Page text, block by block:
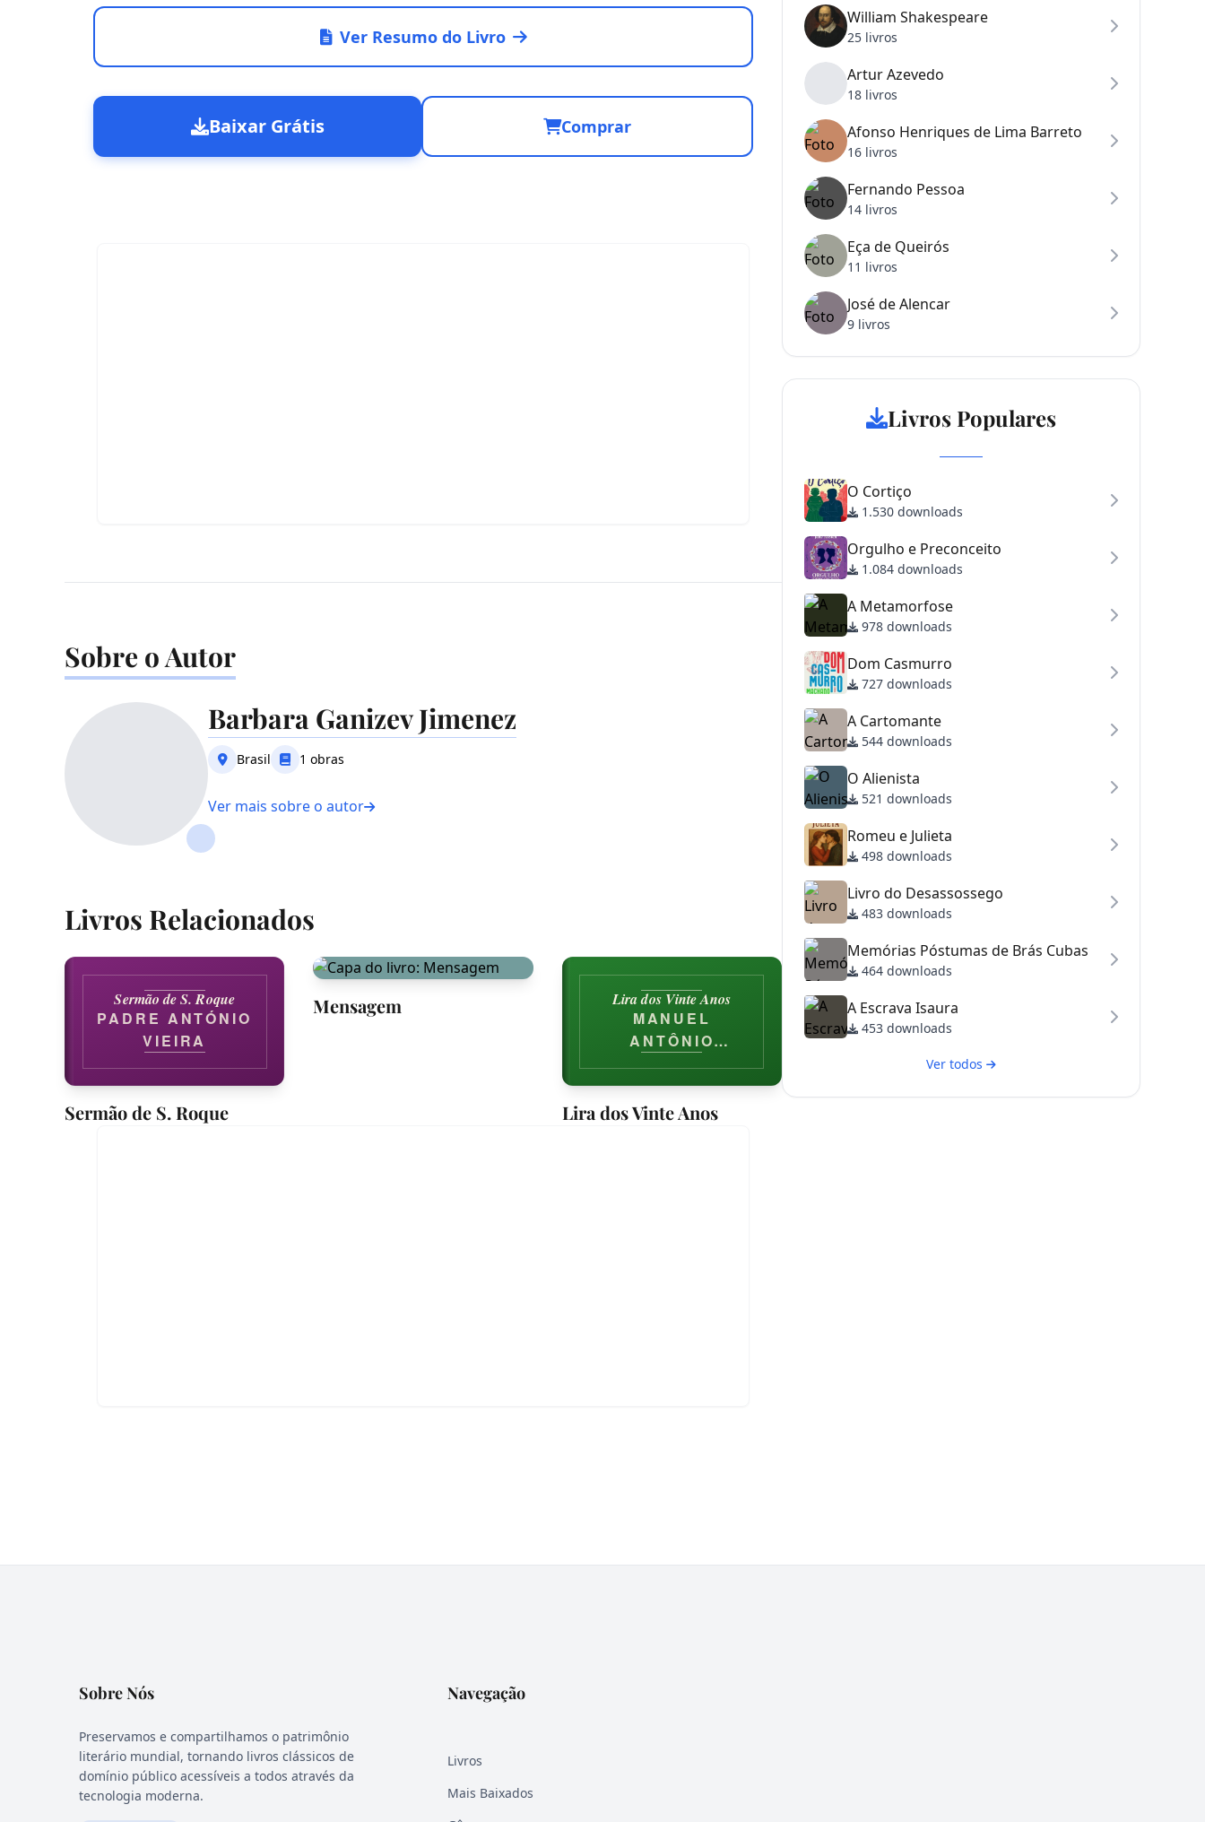
Ver Resumo do Livro
Baixar Grátis Comprar
Sobre o Autor
Barbara Ganizev Jimenez
Brasil 1 obras
Ver mais sobre o autor
Livros Relacionados
Sermão de S. Roque
PADRE ANTÓNIO
VIEIRA
Sermão de S. Roque
Mensagem Lira dos Vinte Anos
MANUEL
ANTÔNIO
ÁLVARES DE
AZEVEDO
Lira dos Vinte Anos
William Shakespeare
25 livros
Artur Azevedo
18 livros
Afonso Henriques de Lima Barreto
16 livros
Fernando Pessoa
14 livros
Eça de Queirós
11 livros
José de Alencar
9 livros
Livros Populares
O Cortiço
1.530 downloads
Orgulho e Preconceito
1.084 downloads
A Metamorfose
978 downloads
Dom Casmurro
727 downloads
A Cartomante
544 downloads
O Alienista
521 downloads
Romeu e Julieta
498 downloads
Livro do Desassossego
483 downloads
Memórias Póstumas de Brás Cubas
464 downloads
A Escrava Isaura
453 downloads
Ver todos
Sobre Nós
Preservamos e compartilhamos o patrimônio
literário mundial, tornando livros clássicos de
domínio público acessíveis a todos através da
tecnologia moderna.
Navegação
Livros
Mais Baixados